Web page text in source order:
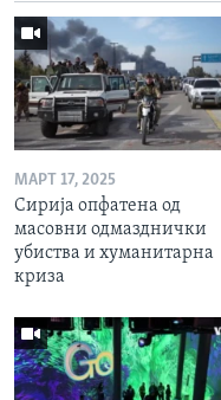
МАРТ 17, 2025
Сирија опфатена од
масовни одмазднички
убиства и хуманитарна
криза